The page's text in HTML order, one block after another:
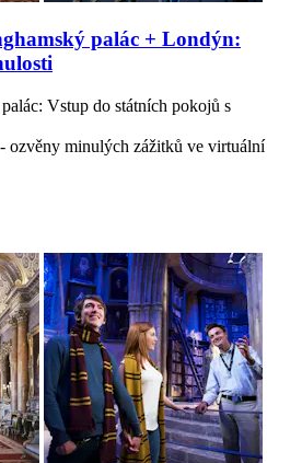
palác + Londýn:
Vstup do státních pokojů s
ozvěny minulých zážitků ve virtuální